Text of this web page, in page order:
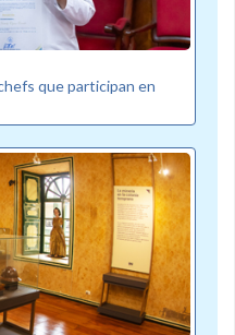
que participan en